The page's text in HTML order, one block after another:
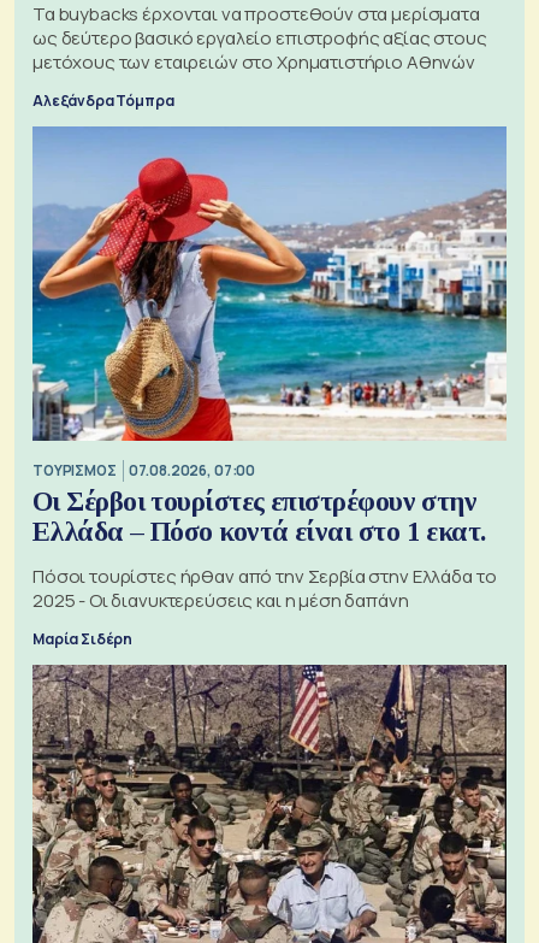
Τα buybacks έρχονται να προστεθούν στα μερίσματα
ως δεύτερο βασικό εργαλείο επιστροφής αξίας στους
μετόχους των εταιρειών στο Χρηματιστήριο Αθηνών
Αλεξάνδρα Τόμπρα
ΤΟΥΡΙΣΜΟΣ 07.08.2026, 07:00
Οι Σέρβοι τουρίστες επιστρέφουν στην
Ελλάδα – Πόσο κοντά είναι στο 1 εκατ.
Πόσοι τουρίστες ήρθαν από την Σερβία στην Ελλάδα το
2025 - Οι διανυκτερεύσεις και η μέση δαπάνη
Μαρία Σιδέρη